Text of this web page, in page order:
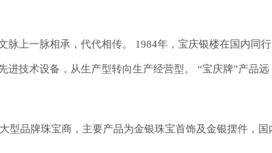
脉上一脉相承，代代相传。 1984年，宝庆银楼在国内同行
进技术设备，从生产型转向生产经营型。 “宝庆牌”产品远
型品牌珠宝商，主要产品为金银珠宝首饰及金银摆件，国